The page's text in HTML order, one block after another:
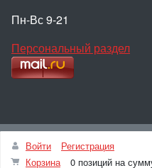
Пн-Вс 9-21
Персональный раздел
©
Войти
Регистрация
Корзина
0 позиций на